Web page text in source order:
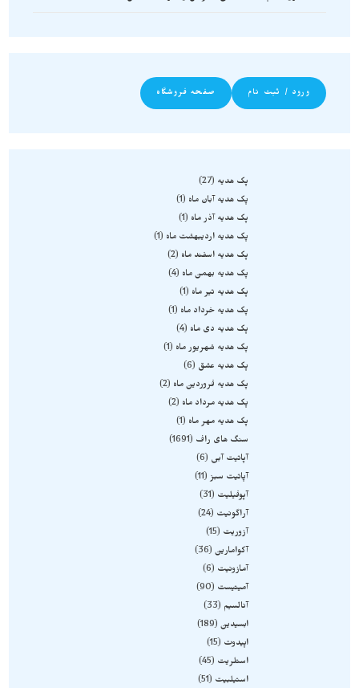
ورود / ثبت نام صفحه فروشگاه
پک هدیه
27
پک هدیه آبان ماه
1
پک هدیه آذر ماه
1
پک هدیه اردیبهشت ماه
1
پک هدیه اسفند ماه
2
پک هدیه بهمن ماه
4
پک هدیه تیر ماه
1
پک هدیه خرداد ماه
1
پک هدیه دی ماه
4
پک هدیه شهریور ماه
1
پک هدیه عشق
6
پک هدیه فروردین ماه
2
پک هدیه مرداد ماه
2
پک هدیه مهر ماه
1
سنگ های راف
1691
آپاتیت آبی
6
آپاتیت سبز 11
آپوفیلیت
31
آراگونیت
24
آزوریت
15
آکوامارین 36
آمازونیت
6
آمیتیست
90
آنالسیم
33
ابسیدین 189
اپیدوت
15
استلریت
45
استیلبیت
51